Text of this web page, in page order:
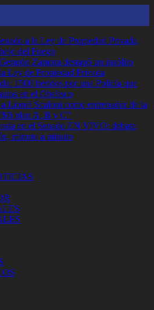
a la Ley de Propiedad Privada,
del Fuego
Zamora destapó un insólito
Ley de Propiedad Privada
1500 heridos por una Policía que
en el Obelisco
Lionel Scaloni como entrenador de la
plan A, B y C"
en el Senado EN VIVO: debate,
minuto a minuto